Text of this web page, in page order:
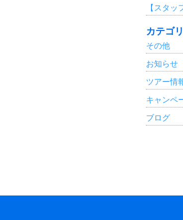
【スタ
カテゴ
その他
お知らせ
ツアー情
キャンペ
ブログ